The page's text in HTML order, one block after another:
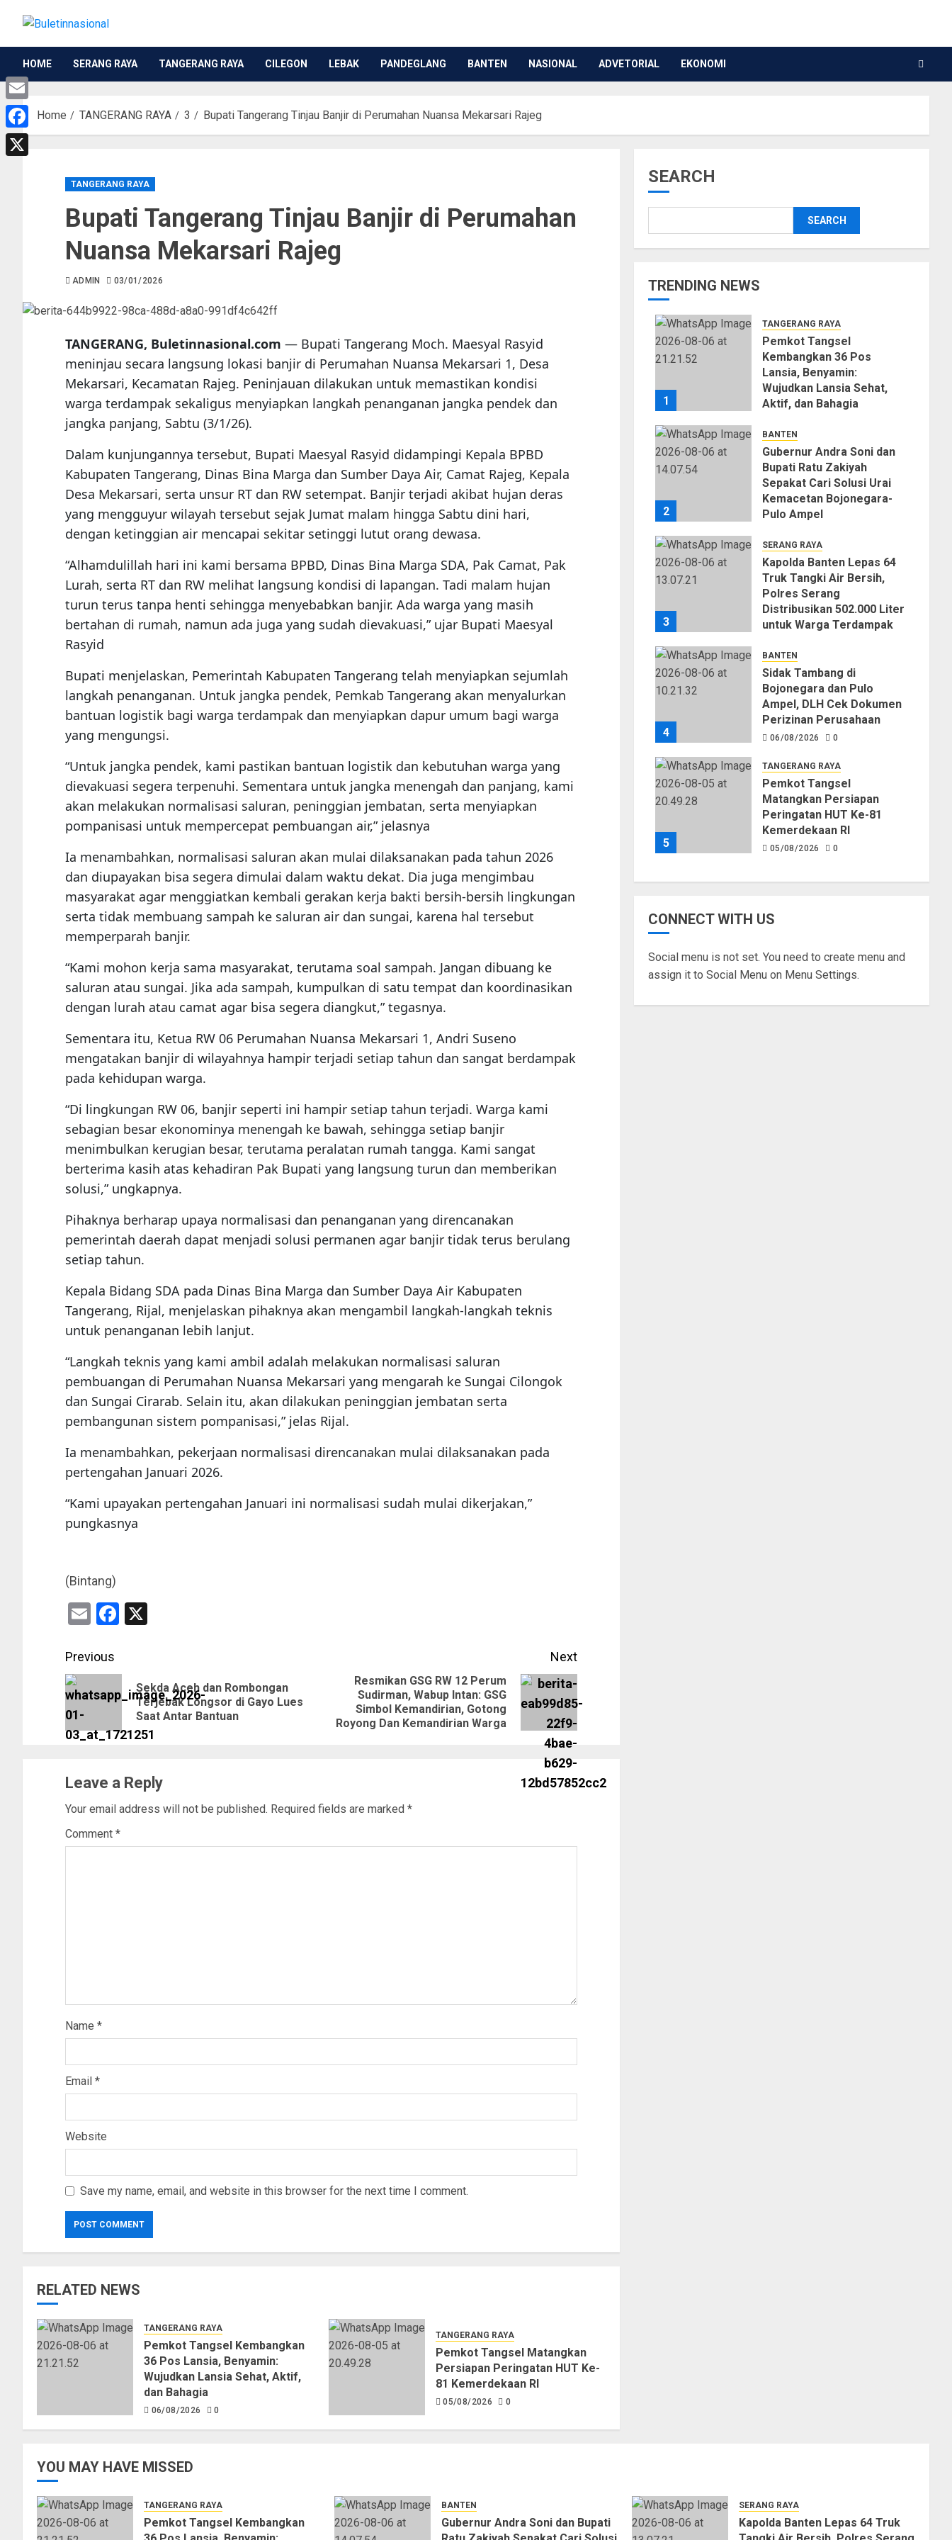
HOME SERANG RAYA TANGERANG RAYA CILEGON LEBAK PANDEGLANG BANTEN NASIONAL ADVETORIAL EKONOMI
Home TANGERANG RAYA 3 Bupati Tangerang Tinjau Banjir di Perumahan Nuansa Mekarsari Rajeg
TANGERANG RAYA
Bupati Tangerang Tinjau Banjir di Perumahan
Nuansa Mekarsari Rajeg
ADMIN 03/01/2026
TANGERANG, Buletinnasional.com — Bupati Tangerang Moch. Maesyal Rasyid
meninjau secara langsung lokasi banjir di Perumahan Nuansa Mekarsari 1, Desa
Mekarsari, Kecamatan Rajeg. Peninjauan dilakukan untuk memastikan kondisi
warga terdampak sekaligus menyiapkan langkah penanganan jangka pendek dan
jangka panjang, Sabtu (3/1/26).
Dalam kunjungannya tersebut, Bupati Maesyal Rasyid didampingi Kepala BPBD
Kabupaten Tangerang, Dinas Bina Marga dan Sumber Daya Air, Camat Rajeg, Kepala
Desa Mekarsari, serta unsur RT dan RW setempat. Banjir terjadi akibat hujan deras
yang mengguyur wilayah tersebut sejak Jumat malam hingga Sabtu dini hari,
dengan ketinggian air mencapai sekitar setinggi lutut orang dewasa.
“Alhamdulillah hari ini kami bersama BPBD, Dinas Bina Marga SDA, Pak Camat, Pak
Lurah, serta RT dan RW melihat langsung kondisi di lapangan. Tadi malam hujan
turun terus tanpa henti sehingga menyebabkan banjir. Ada warga yang masih
bertahan di rumah, namun ada juga yang sudah dievakuasi,” ujar Bupati Maesyal
Rasyid
Bupati menjelaskan, Pemerintah Kabupaten Tangerang telah menyiapkan sejumlah
langkah penanganan. Untuk jangka pendek, Pemkab Tangerang akan menyalurkan
bantuan logistik bagi warga terdampak dan menyiapkan dapur umum bagi warga
yang mengungsi.
“Untuk jangka pendek, kami pastikan bantuan logistik dan kebutuhan warga yang
dievakuasi segera terpenuhi. Sementara untuk jangka menengah dan panjang, kami
akan melakukan normalisasi saluran, peninggian jembatan, serta menyiapkan
pompanisasi untuk mempercepat pembuangan air,” jelasnya
Ia menambahkan, normalisasi saluran akan mulai dilaksanakan pada tahun 2026
dan diupayakan bisa segera dimulai dalam waktu dekat. Dia juga mengimbau
masyarakat agar menggiatkan kembali gerakan kerja bakti bersih-bersih lingkungan
serta tidak membuang sampah ke saluran air dan sungai, karena hal tersebut
memperparah banjir.
“Kami mohon kerja sama masyarakat, terutama soal sampah. Jangan dibuang ke
saluran atau sungai. Jika ada sampah, kumpulkan di satu tempat dan koordinasikan
dengan lurah atau camat agar bisa segera diangkut,” tegasnya.
Sementara itu, Ketua RW 06 Perumahan Nuansa Mekarsari 1, Andri Suseno
mengatakan banjir di wilayahnya hampir terjadi setiap tahun dan sangat berdampak
pada kehidupan warga.
“Di lingkungan RW 06, banjir seperti ini hampir setiap tahun terjadi. Warga kami
sebagian besar ekonominya menengah ke bawah, sehingga setiap banjir
menimbulkan kerugian besar, terutama peralatan rumah tangga. Kami sangat
berterima kasih atas kehadiran Pak Bupati yang langsung turun dan memberikan
solusi,” ungkapnya.
Pihaknya berharap upaya normalisasi dan penanganan yang direncanakan
pemerintah daerah dapat menjadi solusi permanen agar banjir tidak terus berulang
setiap tahun.
Kepala Bidang SDA pada Dinas Bina Marga dan Sumber Daya Air Kabupaten
Tangerang, Rijal, menjelaskan pihaknya akan mengambil langkah-langkah teknis
untuk penanganan lebih lanjut.
“Langkah teknis yang kami ambil adalah melakukan normalisasi saluran
pembuangan di Perumahan Nuansa Mekarsari yang mengarah ke Sungai Cilongok
dan Sungai Cirarab. Selain itu, akan dilakukan peninggian jembatan serta
pembangunan sistem pompanisasi,” jelas Rijal.
Ia menambahkan, pekerjaan normalisasi direncanakan mulai dilaksanakan pada
pertengahan Januari 2026.
“Kami upayakan pertengahan Januari ini normalisasi sudah mulai dikerjakan,”
pungkasnya
(Bintang)
EmailFacebook
Previous
Sekda Aceh dan Rombongan
Terjebak Longsor di Gayo Lues
Saat Antar Bantuan
Next
Resmikan GSG RW 12 Perum
Sudirman, Wabup Intan: GSG
Simbol Kemandirian, Gotong
Royong Dan Kemandirian Warga
Leave a Reply
Your email address will not be published. Required fields are marked *
Comment *
Name *
Email *
Website
Save my name, email, and website in this browser for the next time I comment.
RELATED NEWS
TANGERANG RAYA
Pemkot Tangsel Kembangkan
36 Pos Lansia, Benyamin:
Wujudkan Lansia Sehat, Aktif,
dan Bahagia
06/08/2026 0
TANGERANG RAYA
Pemkot Tangsel Matangkan
Persiapan Peringatan HUT Ke-
81 Kemerdekaan RI
05/08/2026 0
SEARCH
SEARCH
TRENDING NEWS
1
TANGERANG RAYA
Pemkot Tangsel
Kembangkan 36 Pos
Lansia, Benyamin:
Wujudkan Lansia Sehat,
Aktif, dan Bahagia
2
BANTEN
Gubernur Andra Soni dan
Bupati Ratu Zakiyah
Sepakat Cari Solusi Urai
Kemacetan Bojonegara-
Pulo Ampel
3
SERANG RAYA
Kapolda Banten Lepas 64
Truk Tangki Air Bersih,
Polres Serang
Distribusikan 502.000 Liter
untuk Warga Terdampak
06/08/2026
4
BANTEN
Sidak Tambang di
Bojonegara dan Pulo
Ampel, DLH Cek Dokumen
Perizinan Perusahaan
06/08/2026 0
5
TANGERANG RAYA
Pemkot Tangsel
Matangkan Persiapan
Peringatan HUT Ke-81
Kemerdekaan RI
05/08/2026 0
CONNECT WITH US
Social menu is not set. You need to create menu and
assign it to Social Menu on Menu Settings.
YOU MAY HAVE MISSED
TANGERANG RAYA
Pemkot Tangsel Kembangkan
BANTEN
Gubernur Andra Soni dan Bupati
SERANG RAYA
Kapolda Banten Lepas 64 Truk
Email
Facebook